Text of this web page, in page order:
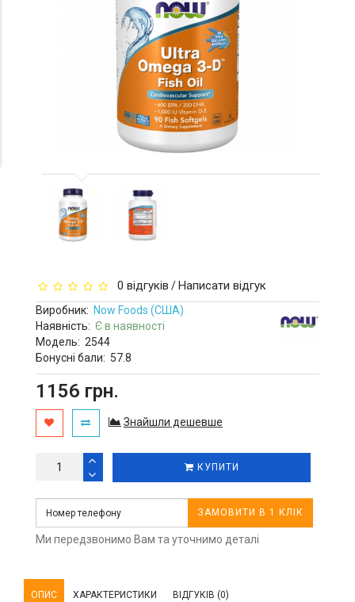
0 відгуків / Написати відгук
Виробник: Now Foods (США)
Наявність: Є в наявності
Модель: 2544
Бонусні бали: 57.8
1156 грн.
Знайшли дешевше
КУПИТИ
ЗАМОВИТИ В 1 КЛІК
Ми передзвонимо Вам та уточнимо деталі
ОПИС ХАРАКТЕРИСТИКИ ВІДГУКІВ (0)